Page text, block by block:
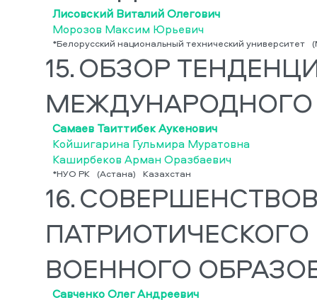
Лисовский Виталий Олегович
Морозов Максим Юрьевич
*Белорусский национальный технический университет
15.ОБЗОР
МЕЖДУНАРОДНОГО
Самаев Таиттибек Аукенович
Койшигарина Гульмира Муратовна
Каширбеков Арман Оразбаевич
*НУО РК (Астана) Казахстан
16.
ВОЕННОГО
Савченко Олег Андреевич